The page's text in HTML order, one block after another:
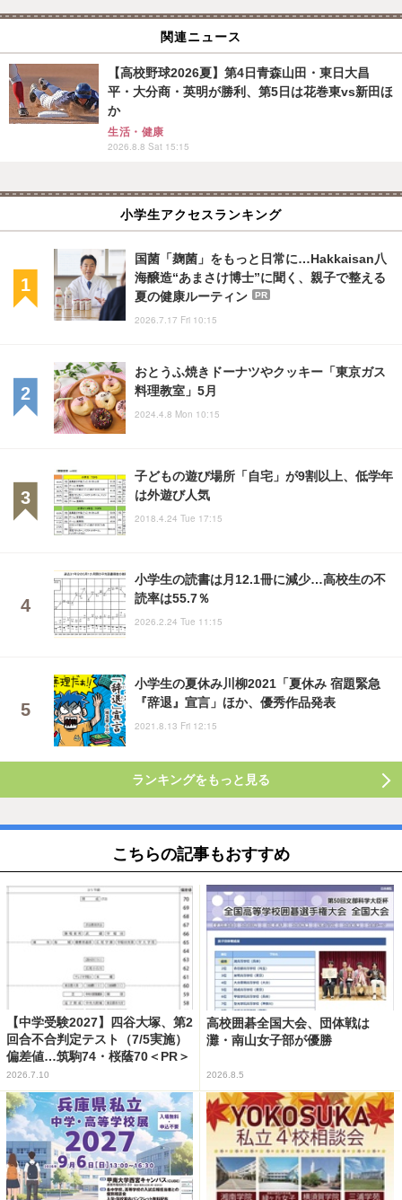
関連ニュース
【高校野球2026夏】第4日青森山田・東日大昌
平・大分商・英明が勝利、第5日は花巻東vs新田ほ
か
生活・健康
2026.8.8 Sat 15:15
小学生アクセスランキング
国菌「麹菌」をもっと日常に…Hakkaisan八
海醸造“あまさけ博士”に聞く、親子で整える
夏の健康ルーティン
PR
2026.7.17 Fri 10:15
おとうふ焼きドーナツやクッキー「東京ガス
料理教室」5月
2024.4.8 Mon 10:15
子どもの遊び場所「自宅」が9割以上、低学年
は外遊び人気
2018.4.24 Tue 17:15
小学生の読書は月12.1冊に減少…高校生の不
読率は55.7％
2026.2.24 Tue 11:15
小学生の夏休み川柳2021「夏休み 宿題緊急
『辞退』宣言」ほか、優秀作品発表
2021.8.13 Fri 12:15
ランキングをもっと見る
こちらの記事もおすすめ
【中学受験2027】四谷大塚、第2
回合不合判定テスト（7/5実施）
偏差値…筑駒74・桜蔭70＜PR＞
2026.7.10
高校囲碁全国大会、団体戦は
灘・南山女子部が優勝
2026.8.5